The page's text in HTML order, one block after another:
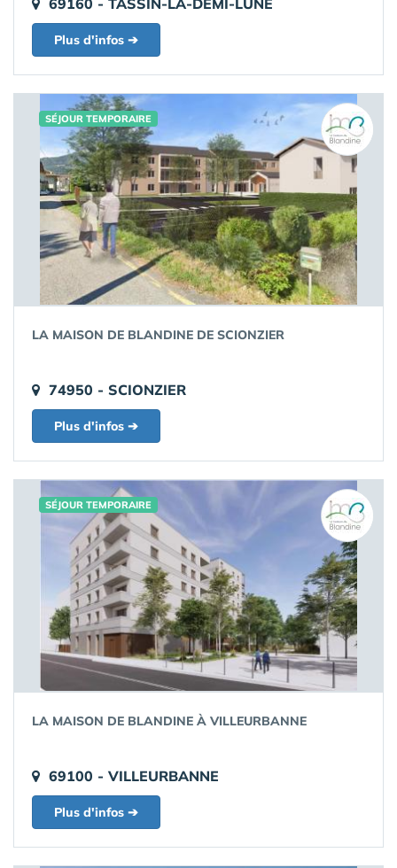
69160 - TASSIN-LA-DEMI-LUNE
Plus d'infos ➔
SÉJOUR TEMPORAIRE
LA MAISON DE BLANDINE DE SCIONZIER
74950 - SCIONZIER
Plus d'infos ➔
SÉJOUR TEMPORAIRE
LA MAISON DE BLANDINE À VILLEURBANNE
69100 - VILLEURBANNE
Plus d'infos ➔